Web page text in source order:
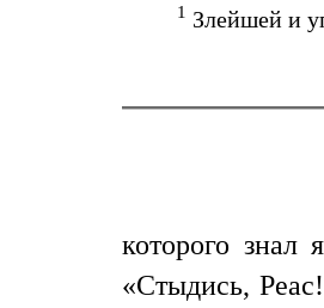
1 Злейшей и
которого
«Стыдись,